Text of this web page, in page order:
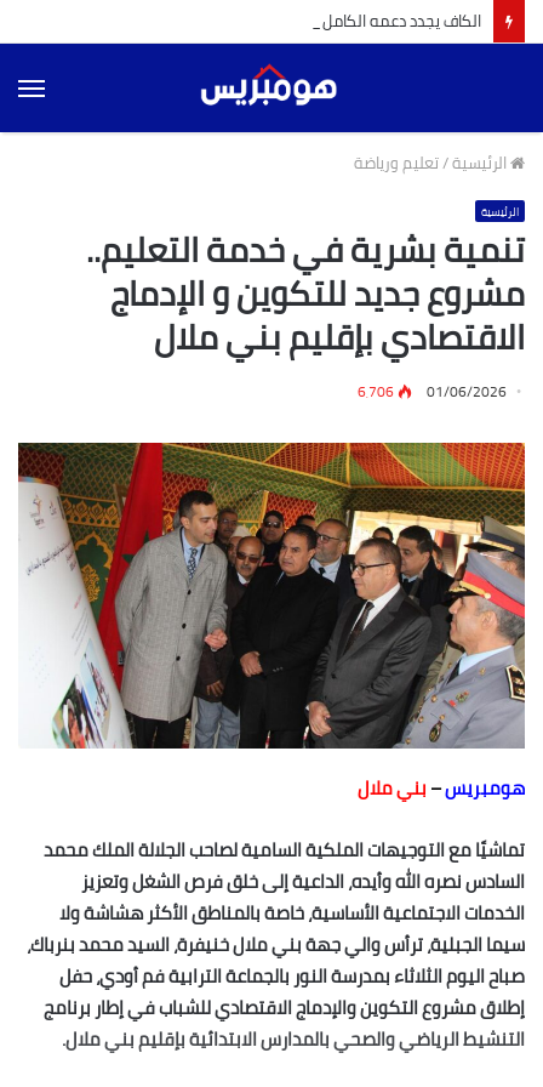
الرئيسية/تعليم ورياضة
الرئيسية
تنمية بشرية في خدمة التعليم..
مشروع جديد للتكوين و الإدماج
الاقتصادي بإقليم بني ملال
01/06/2026 6٬706
هومبريس–بني ملال
تماشيًا مع التوجيهات الملكية السامية لصاحب الجلالة الملك محمد
السادس نصره الله وأيده، الداعية إلى خلق فرص الشغل وتعزيز
الخدمات الاجتماعية الأساسية، خاصة بالمناطق الأكثر هشاشة ولا
سيما الجبلية، ترأس والي جهة بني ملال خنيفرة، السيد محمد بنرباك،
صباح اليوم الثلاثاء بمدرسة النور بالجماعة الترابية فم أودي، حفل
إطلاق مشروع التكوين والإدماج الاقتصادي للشباب في إطار برنامج
التنشيط الرياضي والصحي بالمدارس الابتدائية بإقليم بني ملال.